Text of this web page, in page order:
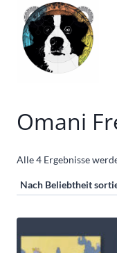
Inhalt
springen
Omani
Alle 4 Ergebnisse